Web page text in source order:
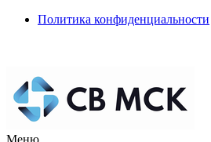
Политика конфиденциальности
Меню